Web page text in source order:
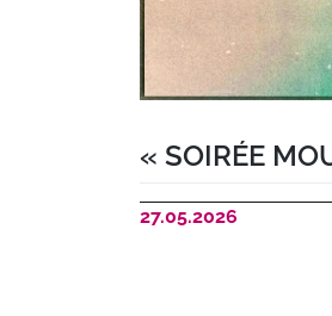
« SOIRÉE
27.05.2026